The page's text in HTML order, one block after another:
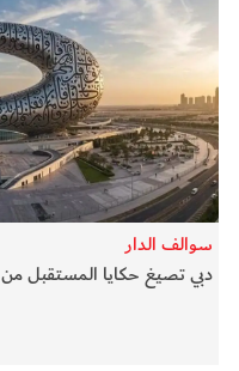
سوالف الدار
دبي تصيغ حكايا المستقبل من 1000 فكرة اقترحها الجمهور